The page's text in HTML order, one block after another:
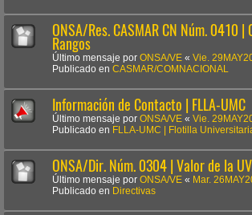
ONSA/Res. CASMAR CN Núm. 0410
Rangos
Último mensaje por ONSA/VE « Vie.
Publicado en CASMAR/COMNACIONAL
Información de Contacto | FLLA-UMC
Último mensaje por ONSA/VE « Vie.
Publicado en FLLA-UMC | Flotilla
ONSA/Dir. Núm. 0304 | Valor de la
Último mensaje por ONSA/VE « Mar.
Publicado en Directivas